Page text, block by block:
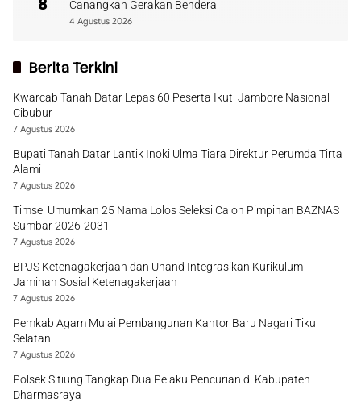
8
Canangkan Gerakan Bendera
4 Agustus 2026
Berita Terkini
Kwarcab Tanah Datar Lepas 60 Peserta Ikuti Jambore Nasional
Cibubur
7 Agustus 2026
Bupati Tanah Datar Lantik Inoki Ulma Tiara Direktur Perumda Tirta
Alami
7 Agustus 2026
Timsel Umumkan 25 Nama Lolos Seleksi Calon Pimpinan BAZNAS
Sumbar 2026-2031
7 Agustus 2026
BPJS Ketenagakerjaan dan Unand Integrasikan Kurikulum
Jaminan Sosial Ketenagakerjaan
7 Agustus 2026
Pemkab Agam Mulai Pembangunan Kantor Baru Nagari Tiku
Selatan
7 Agustus 2026
Polsek Sitiung Tangkap Dua Pelaku Pencurian di Kabupaten
Dharmasraya